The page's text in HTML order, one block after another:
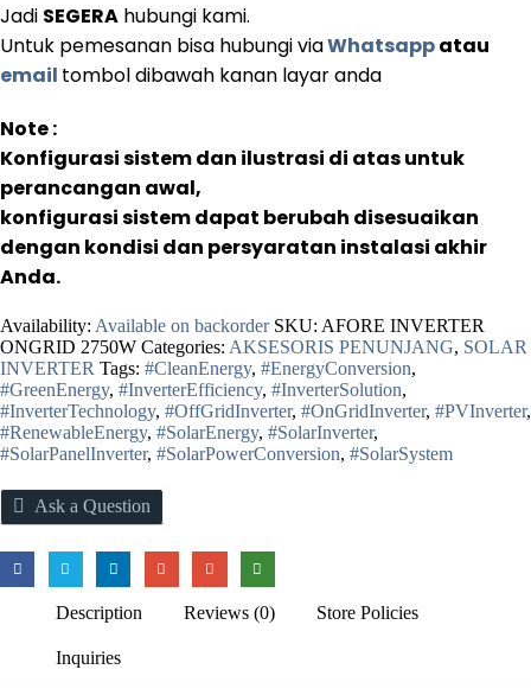
Jadi SEGERA hubungi kami.
Untuk pemesanan bisa hubungi viaWhatsappatau
email tombol dibawah kanan layar anda
Note :
Konfigurasi sistem dan ilustrasi di atas untuk
perancangan awal,
konfigurasi sistem dapat berubah disesuaikan
dengan kondisi dan persyaratan instalasi akhir
Anda.
Availability: Available on backorder SKU: AFORE INVERTER
ONGRID 2750W Categories: AKSESORIS PENUNJANG, SOLAR
INVERTER Tags: #CleanEnergy, #EnergyConversion,
#GreenEnergy, #InverterEfficiency, #InverterSolution,
#InverterTechnology, #OffGridInverter, #OnGridInverter, #PVInverter,
#RenewableEnergy, #SolarEnergy, #SolarInverter,
#SolarPanelInverter, #SolarPowerConversion, #SolarSystem
Ask a Question
Description Reviews (0) Store Policies
Inquiries